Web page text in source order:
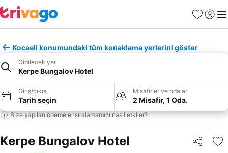
Favoriler
Giriş
Kocaeli konumundaki tüm konaklama yerlerini göster
Gidilecek yer
Kerpe Bungalov Hotel
Giriş/çıkış
Tarih seçin
Misafirler ve odalar
2 Misafir, 1 Oda.
Bize yapılan ödemeler sıralamamızı nasıl etkiler?
Kerpe Bungalov Hotel Paylaş